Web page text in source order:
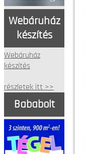
Webáruház
készítés
Webáruház
készítés
részletek itt >>
Bababolt